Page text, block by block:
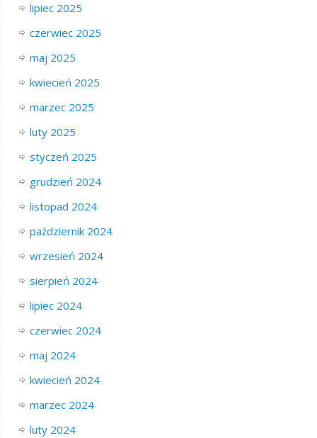
lipiec 2025
czerwiec 2025
maj 2025
kwiecień 2025
marzec 2025
luty 2025
styczeń 2025
grudzień 2024
listopad 2024
październik 2024
wrzesień 2024
sierpień 2024
lipiec 2024
czerwiec 2024
maj 2024
kwiecień 2024
marzec 2024
luty 2024